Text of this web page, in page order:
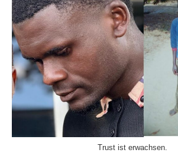
Trust ist erwachsen.